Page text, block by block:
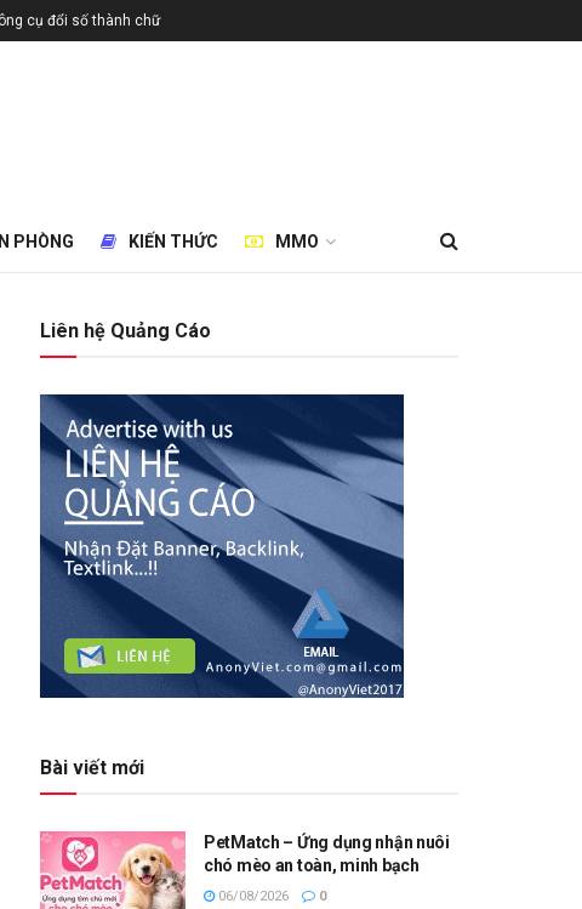
cụ đổi số thành chữ
PHÒNG KIẾN THỨC MMO
Liên hệ Quảng Cáo
Bài viết mới
PetMatch – Ứng dụng nhận nuôi
chó mèo an toàn, minh bạch
06/08/2026 0